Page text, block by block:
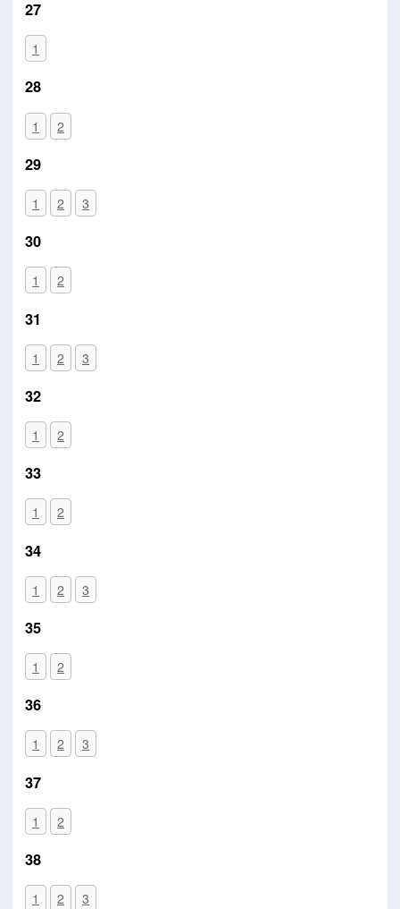
27
1
28
1 2
29
1 2 3
30
1 2
31
1 2 3
32
1 2
33
1 2
34
1 2 3
35
1 2
36
1 2 3
37
1 2
38
1 2 3